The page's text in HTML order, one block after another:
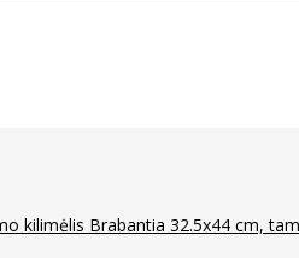
kilimėlis Brabantia 32.5x44 cm,